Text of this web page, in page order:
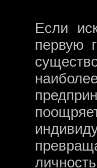
Если
первую